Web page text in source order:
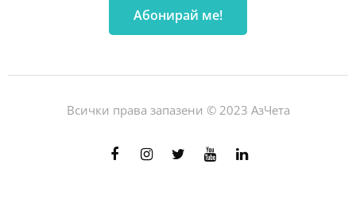
Всички права запазени © 2023 АзЧета